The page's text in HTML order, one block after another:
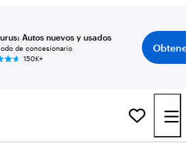
Autos nuevos y usados
de concesionario
150K+